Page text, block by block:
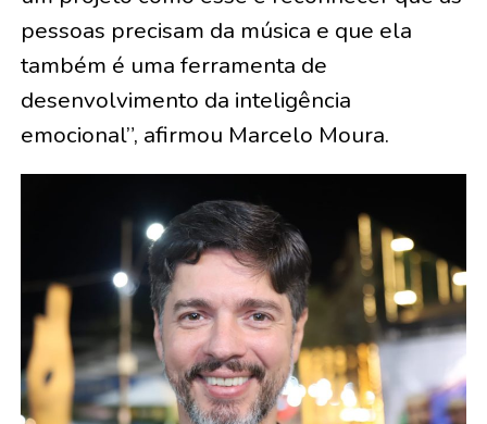
pessoas precisam da música e que ela
também é uma ferramenta de
desenvolvimento da inteligência
emocional”, afirmou Marcelo Moura.